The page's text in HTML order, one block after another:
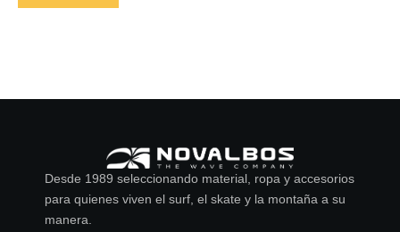
Desde 1989 seleccionando material, ropa y accesorios
para quienes viven el surf, el skate y la montaña a su
manera.